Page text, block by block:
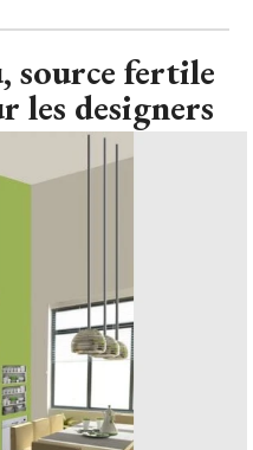
source fertile
les designers